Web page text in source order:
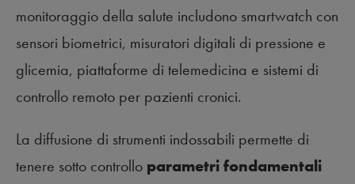
monitoraggio della salute includono smartwatch con
sensori biometrici, misuratori digitali di pressione e
glicemia, piattaforme di telemedicina e sistemi di
controllo remoto per pazienti cronici.
La diffusione di strumenti indossabili permette di
tenere sotto controllo parametri fondamentali